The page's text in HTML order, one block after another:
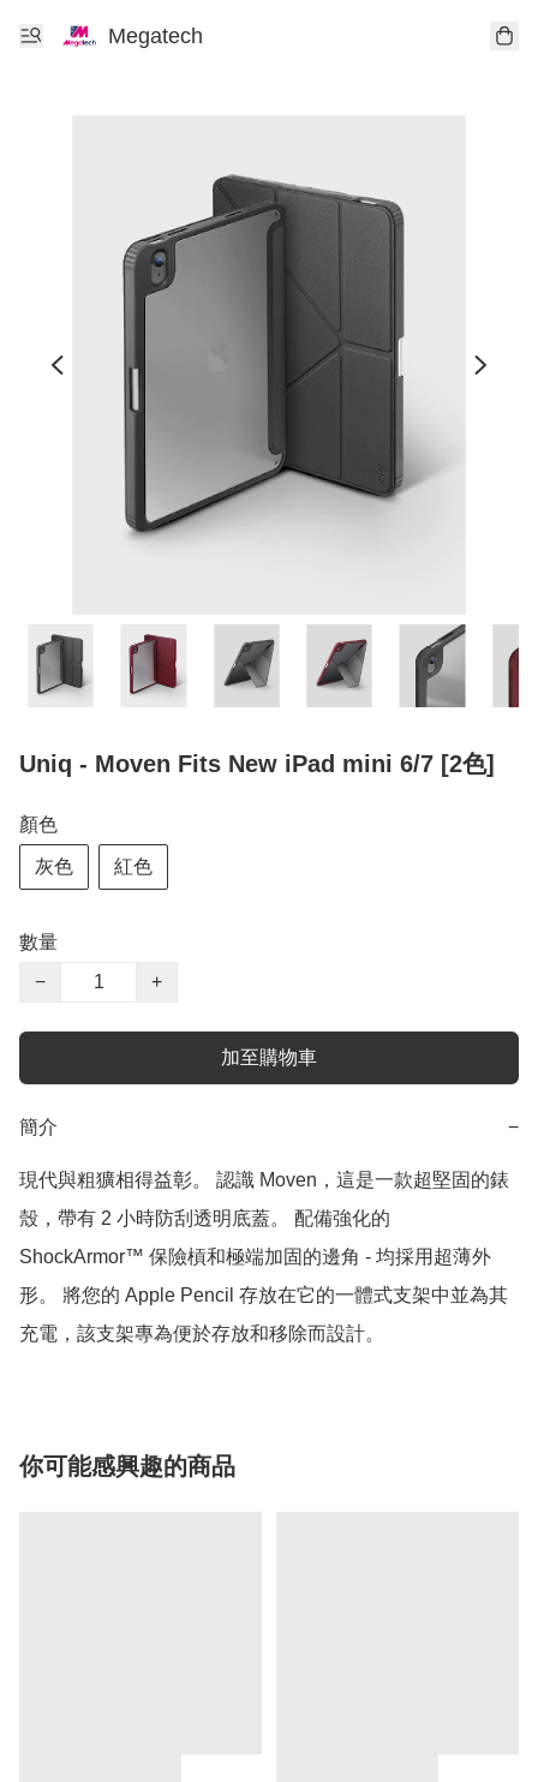
Megatech
Uniq - Moven Fits New iPad mini 6/7 [2色]
顏色
灰色 紅色
數量
−
+
加至購物車
簡介 −
現代與粗獷相得益彰。 認識 Moven，這是一款超堅固的錶
殼，帶有 2 小時防刮透明底蓋。 配備強化的
ShockArmor™ 保險槓和極端加固的邊角 - 均採用超薄外
形。 將您的 Apple Pencil 存放在它的一體式支架中並為其
充電，該支架專為便於存放和移除而設計。
你可能感興趣的商品